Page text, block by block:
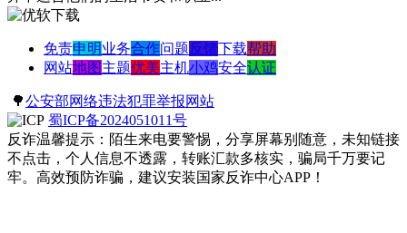
免责申明业务合作问题反馈下载帮助
网站地图 主题优美主机小鸡安全认证
🌳公安部网络违法犯罪举报网站
蜀ICP备2024051011号
反诈温馨提示：陌生来电要警惕，分享屏幕别随意，未知链接
不点击，个人信息不透露，转账汇款多核实，骗局千万要记
牢。高效预防诈骗，建议安装国家反诈中心APP！